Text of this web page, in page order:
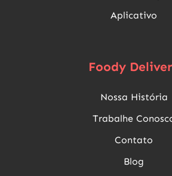
Aplicativo
Foody
Nossa História
Trabalhe
Contato
Blog